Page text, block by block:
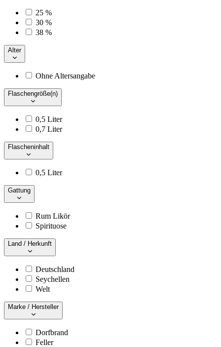
25 %
30 %
38 %
Alter
Ohne Altersangabe
Flaschengröße(n)
0,5 Liter
0,7 Liter
Flascheninhalt
0,5 Liter
Gattung
Rum Likör
Spirituose
Land / Herkunft
Deutschland
Seychellen
Welt
Marke / Hersteller
Dorfbrand
Feller